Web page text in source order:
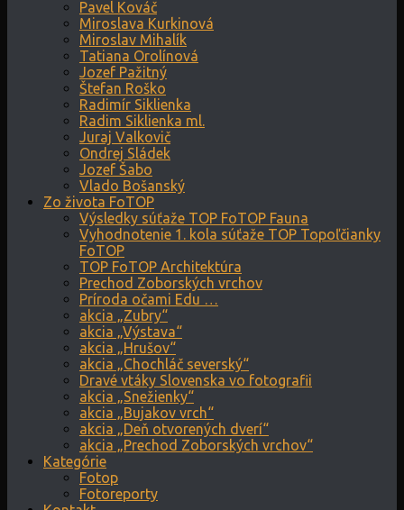
Pavel Kováč
Miroslava Kurkinová
Miroslav Mihalík
Tatiana Orolínová
Jozef Pažitný
Štefan Roško
Radimír Siklienka
Radim Siklienka ml.
Juraj Valkovič
Ondrej Sládek
Jozef Šabo
Vlado Bošanský
Zo života FoTOP
Výsledky súťaže TOP FoTOP Fauna
Vyhodnotenie 1. kola súťaže TOP Topoľčianky
FoTOP
TOP FoTOP Architektúra
Prechod Zoborských vrchov
Príroda očami Edu …
akcia „Zubry“
akcia „Výstava“
akcia „Hrušov“
akcia „Chochláč severský“
Dravé vtáky Slovenska vo fotografii
akcia „Snežienky“
akcia „Bujakov vrch“
akcia „Deň otvorených dverí“
akcia „Prechod Zoborských vrchov“
Kategórie
Fotop
Fotoreporty